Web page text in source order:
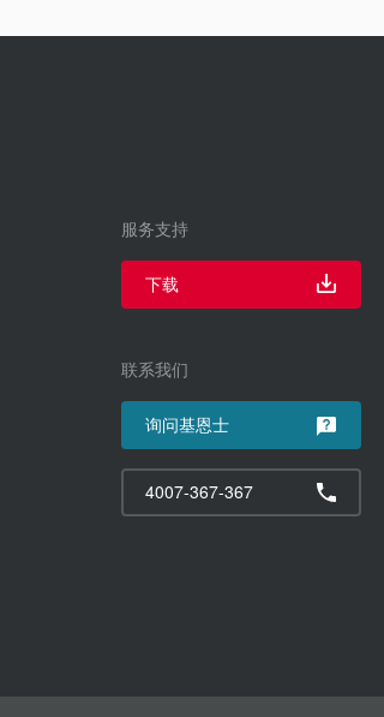
服务支持
下载
联系我们
询问基恩士
4007-367-367